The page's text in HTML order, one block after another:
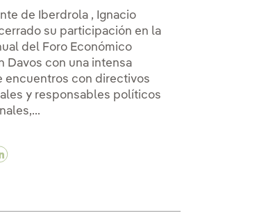
biológica
biológica
de Iberdrola , Ignacio
su participación en la
del Foro Económico
Davos con una intensa
encuentros con directivos
y responsables políticos
Iberdrola refuerza su posicionamiento
Iberdrola refuerza su